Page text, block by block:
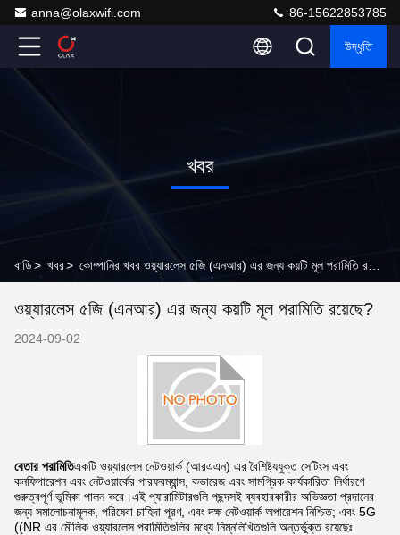
anna@olaxwifi.com 86-15622853785
উদ্ধৃতি
খবর
বাড়ি> খবর>
ওয়্যারলেস ৫জি (এনআর) এর জন্য কয়টি মূল পরামিতি রয়েছে?
2024-09-02
বেতার পরামিতিএকটি ওয়্যারলেস নেটওয়ার্ক (আরএএন) এর বৈশিষ্ট্যযুক্ত সেটিংস এবং
কনফিগারেশন এবং নেটওয়ার্কের পারফরম্যান্স, কভারেজ এবং সামগ্রিক কার্যকারিতা নির্ধারণে
গুরুত্বপূর্ণ ভূমিকা পালন করে।এই প্যারামিটারগুলি পছন্দসই ব্যবহারকারীর অভিজ্ঞতা প্রদানের
জন্য সমালোচনামূলক, পরিষেবা চাহিদা পূরণ, এবং দক্ষ নেটওয়ার্ক অপারেশন নিশ্চিত; এবং 5G
((NR এর মৌলিক ওয়্যারলেস পরামিতিগুলির মধ্যে নিম্নলিখিতগুলি অন্তর্ভুক্ত রয়েছেঃ